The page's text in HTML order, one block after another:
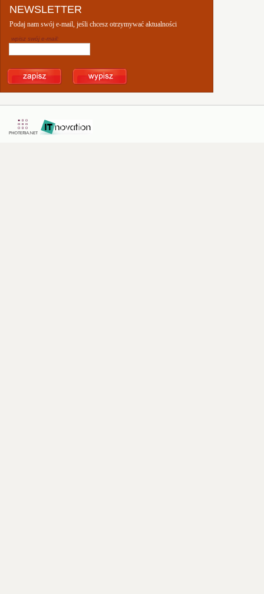
NEWSLETTER
Podaj nam swój e-mail, jeśli chcesz otrzymywać aktualności
wpisz swój e-mail: